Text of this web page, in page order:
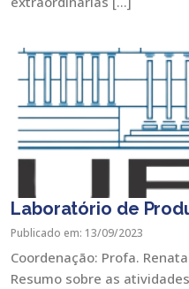
Laboratório de
Publicado em: 13/09/2023
Coordenação: Profa.
Resumo sobre as